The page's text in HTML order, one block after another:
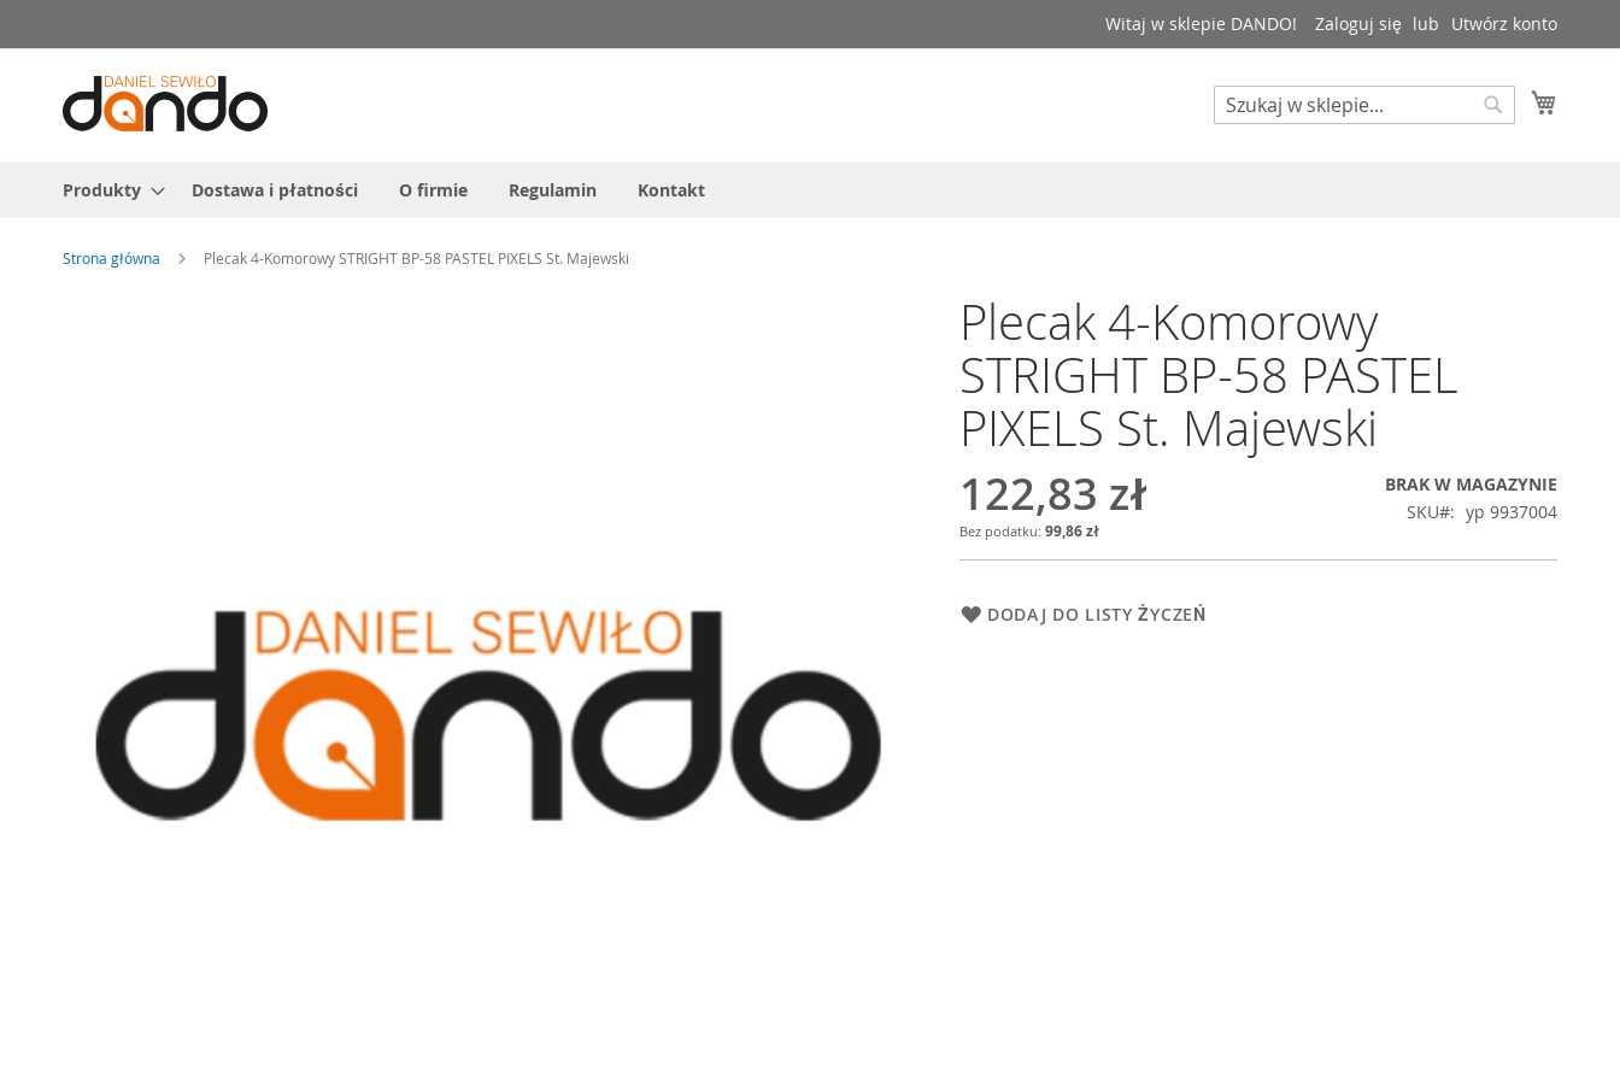
do
treści
Witaj w sklepie DANDO! Zaloguj się Utwórz konto
Search
Produkty Dostawa i płatności O firmie Regulamin Kontakt
Strona główna Plecak 4-Komorowy STRIGHT BP-58 PASTEL PIXELS St. Majewski
Plecak 4-Komorowy
STRIGHT BP-58 PASTEL
PIXELS St. Majewski
122,83 zł
99,86 zł
BRAK W MAGAZYNIE
SKU
yp 9937004
DODAJ DO LISTY ŻYCZEŃ